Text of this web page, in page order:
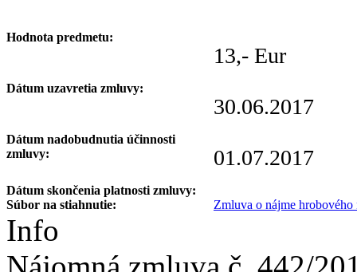
Hodnota predmetu:
13,- Eur
Dátum uzavretia zmluvy:
30.06.2017
Dátum nadobudnutia účinnosti
zmluvy:
01.07.2017
Dátum skončenia platnosti zmluvy:
Súbor na stiahnutie:
Zmluva o nájme hrobového
Info